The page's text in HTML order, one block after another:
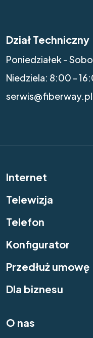
Dział Techniczny
Poniedziałek -
Niedziela: 8:00 -
serwis@fiberway.pl
Internet
Telewizja
Telefon
Konfigurator
Przedłuż umowę
Dla biznesu
O nas